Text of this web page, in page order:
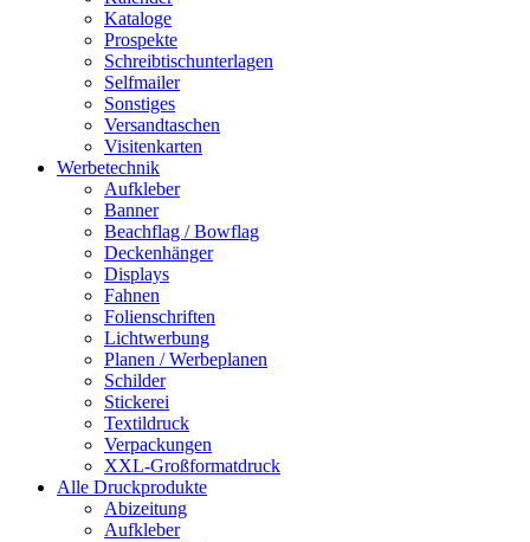
Kataloge
Prospekte
Schreibtischunterlagen
Selfmailer
Sonstiges
Versandtaschen
Visitenkarten
Werbetechnik
Aufkleber
Banner
Beachflag / Bowflag
Deckenhänger
Displays
Fahnen
Folienschriften
Lichtwerbung
Planen / Werbeplanen
Schilder
Stickerei
Textildruck
Verpackungen
XXL-Großformatdruck
Alle Druckprodukte
Abizeitung
Aufkleber